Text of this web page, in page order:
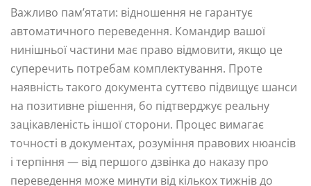
Важливо пам’ятати: відношення не гарантує
автоматичного переведення. Командир вашої
нинішньої частини має право відмовити, якщо це
суперечить потребам комплектування. Проте
наявність такого документа суттєво підвищує шанси
на позитивне рішення, бо підтверджує реальну
зацікавленість іншої сторони. Процес вимагає
точності в документах, розуміння правових нюансів
і терпіння — від першого дзвінка до наказу про
переведення може минути від кількох тижнів до